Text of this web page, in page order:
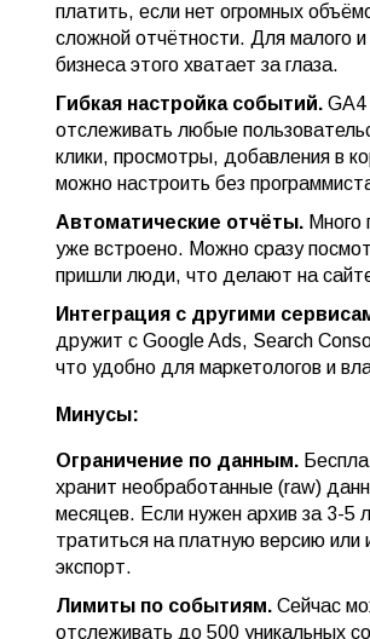
платить, если нет огромных
сложной отчётности. Для малого и
бизнеса этого хватает за глаза.
Гибкая настройка событий. GA4
отслеживать любые
клики, просмотры, добавления в
можно настроить без
Автоматические отчёты. Много
уже встроено. Можно сразу
пришли люди, что делают на
Интеграция с другими
дружит с Google Ads, Search
что удобно для маркетологов и
Минусы:
Ограничение по данным.
хранит необработанные (raw)
месяцев. Если нужен архив за 3-5
тратиться на платную версию или
экспорт.
Лимиты по событиям. Сейчас
отслеживать до 500 уникальных